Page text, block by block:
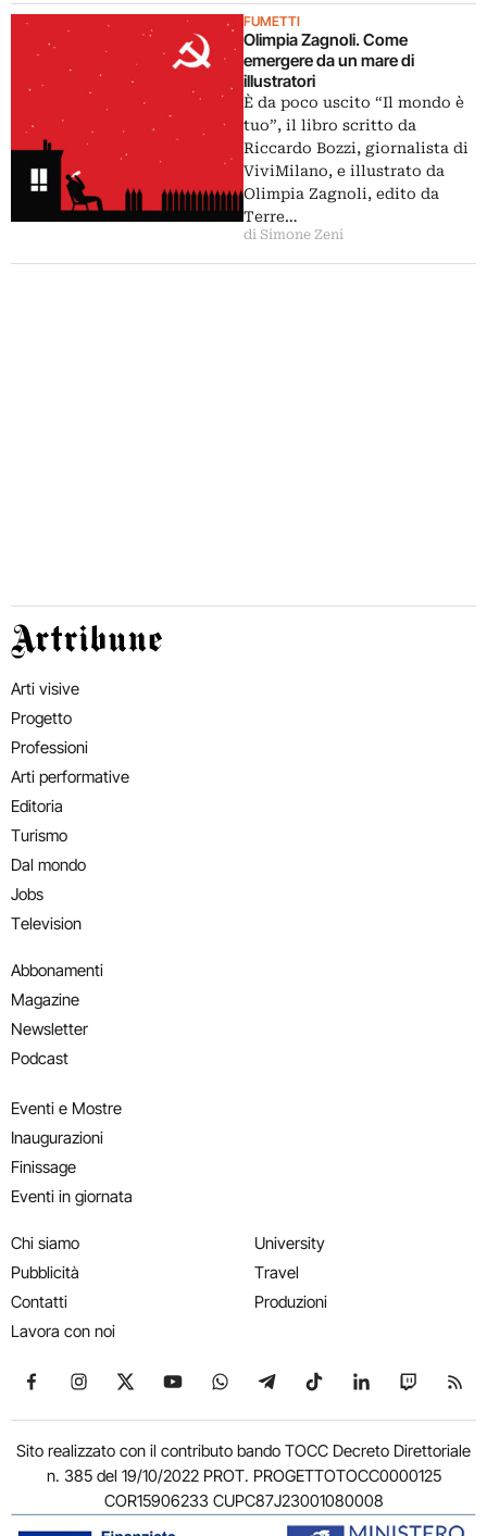
FUMETTI
Olimpia Zagnoli. Come
emergere da un mare di
illustratori
È da poco uscito “Il mondo è
tuo”, il libro scritto da
Riccardo Bozzi, giornalista di
ViviMilano, e illustrato da
Olimpia Zagnoli, edito da
Terre…
di Simone Zeni
Artribune
Arti visive
Progetto
Professioni
Arti performative
Editoria
Turismo
Dal mondo
Jobs
Television
Abbonamenti
Magazine
Newsletter
Podcast
Eventi e Mostre
Inaugurazioni
Finissage
Eventi in giornata
Chi siamo
Pubblicità
Contatti
Lavora con noi
University
Travel
Produzioni
Seguici su Facebook
Seguici su Instagram
Seguici su X
Seguici su YouTube
Seguici su WhatsApp
Seguici su Telegram
Seguici su TikTok
Seguici su
Seguici
Sito realizzato con il contributo bando TOCC Decreto Direttoriale
n. 385 del 19/10/2022 PROT. PROGETTOTOCC0000125
COR15906233 CUPC87J23001080008